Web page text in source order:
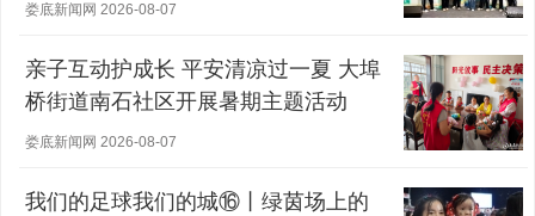
娄底新闻网 2026-08-07
亲子互动护成长 平安清凉过一夏 大埠
桥街道南石社区开展暑期主题活动
娄底新闻网 2026-08-07
我们的足球我们的城⑯丨绿茵场上的